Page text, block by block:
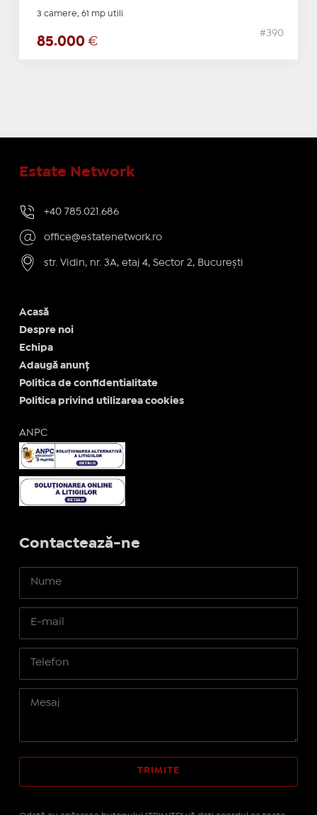
3 camere, 61 mp utili
85.000 €
#390
Estate Network
+40 785.021.686
office@estatenetwork.ro
str. Vidin, nr. 3A, etaj 4, Sector 2, București
Acasă
Despre noi
Echipa
Adaugă anunț
Politica de confidentialitate
Politica privind utilizarea cookies
ANPC
Contactează-ne